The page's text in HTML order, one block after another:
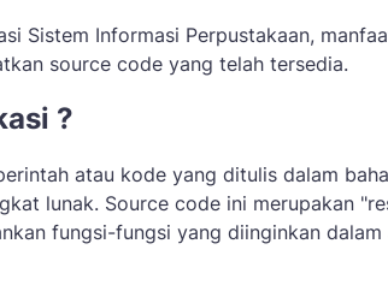
Sistem Informasi Perpustakaan,
source code yang telah tersedia.
?
atau kode yang ditulis dalam
lunak. Source code ini merupakan
fungsi-fungsi yang diinginkan